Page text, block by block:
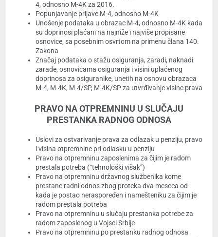
4, odnosno M-4K za 2016.
Popunjavanje prijave M-4, odnosno M-4K
Unošenje podataka u obrazac M-4, odnosno M-4K kada
su doprinosi plaćani na najniže i najviše propisane
osnovice, sa posebnim osvrtom na primenu člana 140.
Zakona
Značaj podataka o stažu osiguranja, zaradi, naknadi
zarade, osnovicama osiguranja i visini uplaćenog
doprinosa za osiguranike, unetih na osnovu obrazaca
M-4, M-4K, M-4/SP, M-4K/SP za utvrđivanje visine prava
PRAVO NA OTPREMNINU U SLUČAJU
PRESTANKA RADNOG ODNOSA
Uslovi za ostvarivanje prava za odlazak u penziju, pravo
i visina otpremnine pri odlasku u penziju
Pravo na otpremninu zaposlenima za čijim je radom
prestala potreba (“tehnološki višak”)
Pravo na otpremninu državnog službenika kome
prestane radni odnos zbog proteka dva meseca od
kada je postao neraspoređen i namešteniku za čijim je
radom prestala potreba
Pravo na otpremninu u slučaju prestanka potrebe za
radom zaposlenog u Vojsci Srbije
Pravo na otpremninu po prestanku radnog odnosa